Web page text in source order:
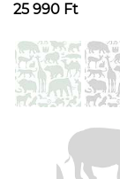
25 990 Ft